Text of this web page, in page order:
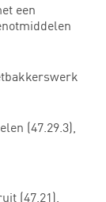
een
(47.29.3),
(47.21),